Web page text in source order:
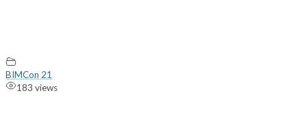
BIMCon 21
183 views